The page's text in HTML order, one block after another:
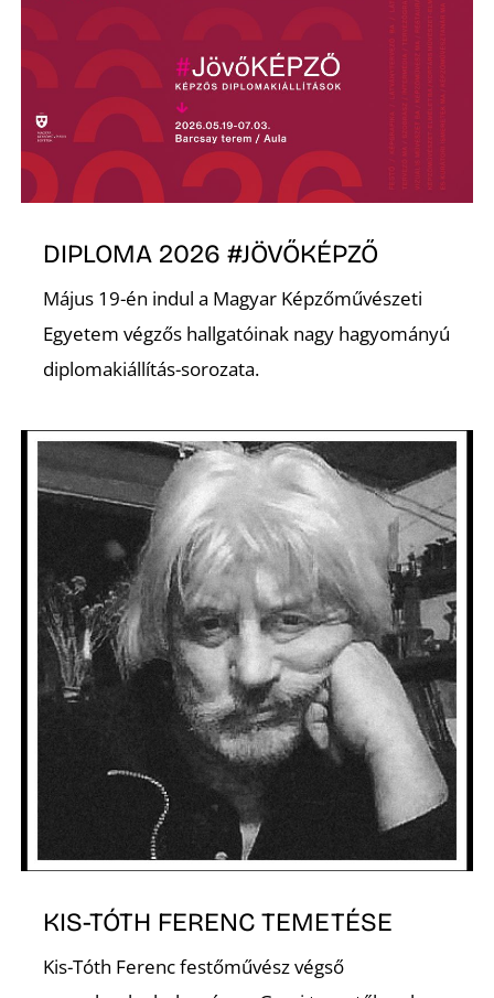
DIPLOMA 2026 #JÖVŐKÉPZŐ
Május 19-én indul a Magyar Képzőművészeti
Egyetem végzős hallgatóinak nagy hagyományú
diplomakiállítás-sorozata.
KIS-TÓTH FERENC TEMETÉSE
Kis-Tóth Ferenc festőművész végső